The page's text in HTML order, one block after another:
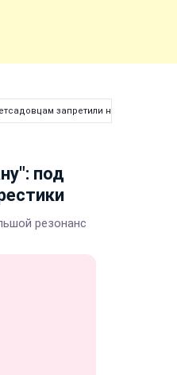
запретили носить крестики
под
резонанс